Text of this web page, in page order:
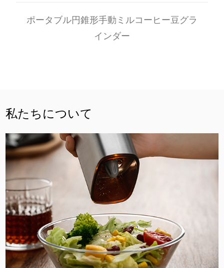
ポータブル円錐形手動ミルコーヒー豆グラ
インダー
私たちについて